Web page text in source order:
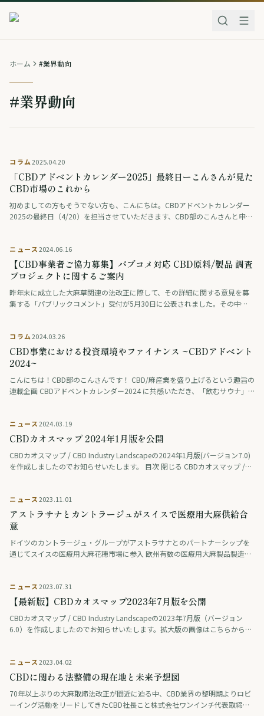
ホーム #業界動向
#業界動向
コラム2025.04.20
「CBDアドベントカレンダー2025」最終日ーこんさんが見た
CBD市場のこれから
初めましての方もそうでない方も、こんにちは。CBDアドベントカレンダー
2025の最終日（4/20）を担当させていただきます、CBD部のこんさんと申し
ニュース2024.06.16
【CBD事業者ご協力募集】パブコメ対応 CBD原料/製品 調査
プロジェクトに関するご案内
昨年末に成立した大麻草関連の法改正に際して、その詳細に関する意見を募
集する「パブリックコメント」受付が5月30日に公表されました。その中
コラム2024.03.26
CBD事業における投資環境やファイナンス ~CBDアドベント
2024~
こんにちは！CBD部のこんさんです！ CBD/麻産業を盛り上げるという趣旨の
連載企画 CBDアドベントカレンダー2024 に共感いただき、「飲むサウナ」
ニュース2024.03.19
CBDカオスマップ 2024年1月版を公開
CBDカオスマップ / CBD Industry Landscapeの2024年1月版(バージョン7.0)
を作成しましたのでお知らせいたします。 目次 閉じる CBDカオスマップ /
ニュース2023.11.01
アストラサナとカントラージュがスイスで医療用大麻供給合
意
ドイツのカントラージュ・グループがアストラサナとのパートナーシップを
通じてスイスの医療用大麻花穂市場に参入 欧州有数の医療用大麻製品製造販
ニュース2023.07.31
【最新版】CBDカオスマップ2023年7月版を公開
CBDカオスマップ / CBD Industry Landscapeの2023年7月版（バージョン
6.0）を作成しましたのでお知らせいたします。拡大版の画像はこちらからダ
ニュース2023.04.02
CBDに関わる法整備の現在地と未来予想図
70年以上ぶりの大麻取締法改正が間近に迫る中、CBD業界の黎明期よりロビ
ーイング活動をリードしてきたCBD社長こと株式会社ワンインチ代表取締役